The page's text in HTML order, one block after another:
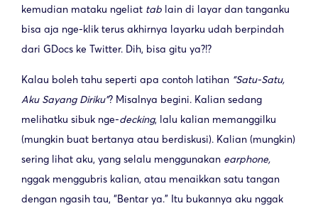
kemudian mataku ngeliat tab lain di layar dan tanganku
bisa aja nge-klik terus akhirnya layarku udah berpindah
dari GDocs ke Twitter. Dih, bisa gitu ya?!?
Kalau boleh tahu seperti apa contoh latihan “Satu-Satu,
Aku Sayang Diriku”? Misalnya begini. Kalian sedang
melihatku sibuk nge-decking, lalu kalian memanggilku
(mungkin buat bertanya atau berdiskusi). Kalian (mungkin)
sering lihat aku, yang selalu menggunakan earphone,
nggak menggubris kalian, atau menaikkan satu tangan
dengan ngasih tau, “Bentar ya.” Itu bukannya aku nggak